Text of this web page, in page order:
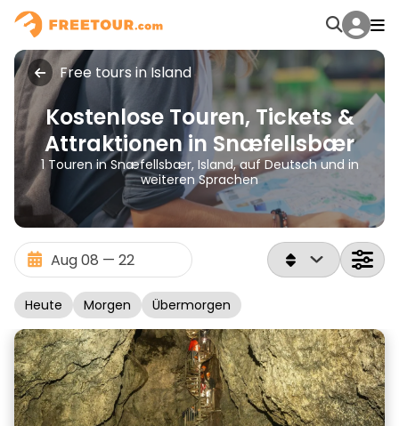
Free tours in Island
Kostenlose Touren, Tickets &
Attraktionen in Snæfellsbær
1 Touren in Snæfellsbær, Island, auf Deutsch und in
weiteren Sprachen
Heute Morgen Übermorgen